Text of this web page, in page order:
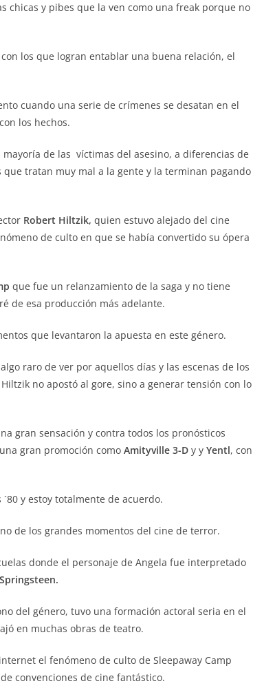
chicas y pibes que la ven como una freak porque no
los que logran entablar una buena relación, el
cuando una serie de crímenes se desatan en el
los hechos.
de las víctimas del asesino, a diferencias de
tratan muy mal a la gente y la terminan pagando
Robert Hiltzik, quien estuvo alejado del cine
de culto en que se había convertido su ópera
que fue un relanzamiento de la saga y no tiene
de esa producción más adelante.
que levantaron la apuesta en este género.
raro de ver por aquellos días y las escenas de los
no apostó al gore, sino a generar tensión con lo
gran sensación y contra todos los pronósticos
gran promoción como Amityville 3-D y y Yentl, con
y estoy totalmente de acuerdo.
de los grandes momentos del cine de terror.
donde el personaje de Angela fue interpretado
del género, tuvo una formación actoral seria en el
en muchas obras de teatro.
el fenómeno de culto de Sleepaway Camp
convenciones de cine fantástico.